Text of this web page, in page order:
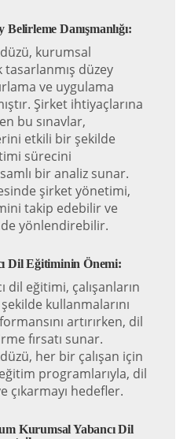
Danışmanlığı:
kurumsal
düzey
ve uygulama
Şirket ihtiyaçlarına
bu sınavlar,
etkili bir şekilde
sürecini
bir analiz sunar.
şirket yönetimi,
takip edebilir ve
yönlendirebilir.
Dil Eğitiminin Önemi:
dil eğitimi, çalışanların
kullanmalarını
artırırken, dil
fırsatı sunar.
her bir çalışan için
programlarıyla, dil
çıkarmayı hedefler.
Kurumsal Yabancı Dil